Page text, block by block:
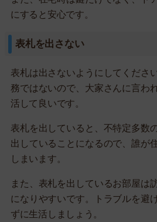
にすると安心です。
表札を出さない
表札は出さないようにしてくださ
務ではないので、大家さんに言わ
活して良いです。
表札を出していると、不特定多数
出していることになるので、誰が
しまいます。
また、表札を出しているお部屋は
になりやすいです。トラブルを避
ずに生活しましょう。